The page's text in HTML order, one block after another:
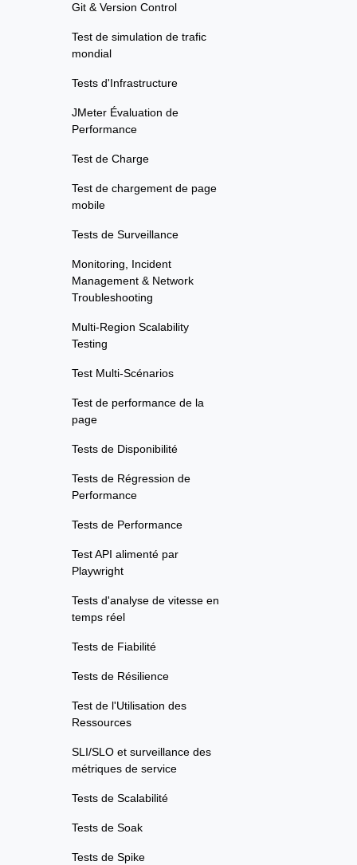
Git & Version Control
Test de simulation de trafic
mondial
Tests d'Infrastructure
JMeter Évaluation de
Performance
Test de Charge
Test de chargement de page
mobile
Tests de Surveillance
Monitoring, Incident
Management & Network
Troubleshooting
Multi-Region Scalability
Testing
Test Multi-Scénarios
Test de performance de la
page
Tests de Disponibilité
Tests de Régression de
Performance
Tests de Performance
Test API alimenté par
Playwright
Tests d'analyse de vitesse en
temps réel
Tests de Fiabilité
Tests de Résilience
Test de l'Utilisation des
Ressources
SLI/SLO et surveillance des
métriques de service
Tests de Scalabilité
Tests de Soak
Tests de Spike